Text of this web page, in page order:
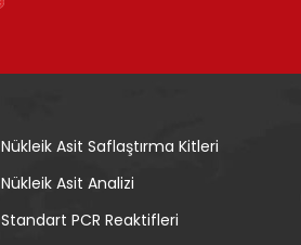
Nükleik Asit Saflaştırma Kitleri
Nükleik Asit Analizi
Standart PCR Reaktifleri